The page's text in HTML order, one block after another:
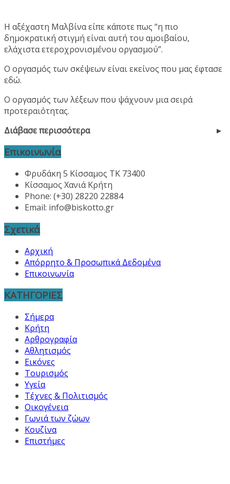
Η αξέχαστη Μαλβίνα είπε κάποτε πως “η πιο
δημοκρατική στιγμή είναι αυτή του αμοιβαίου,
ελάχιστα ετεροχρονισμένου οργασμού”.
Ο οργασμός των σκέψεων είναι εκείνος που μας έφτασε
εδώ.
Ο οργασμός των λέξεων που ψάχνουν μια σειρά
προτεραιότητας.
Διάβασε περισσότερα
Επικοινωνία
Φρυδάκη 5 Κίσσαμος ΤΚ 73400
Κίσσαμος Χανιά Κρήτη
Phone: (+30) 28220 22884
Email: info@biskotto.gr
Σχετικά
Αρχική
Απόρρητο & Προσωπικά Δεδομένα
Επικοινωνία
ΚΑΤΗΓΟΡΙΕΣ
Σήμερα
Κρήτη
Αρθρογραφία
Αθλητισμός
Εικόνες
Τουρισμός
Υγεία
Τέχνες & Πολιτισμός
Οικογένεια
Γωνιά των ζώων
Κουζίνα
Επιστήμες